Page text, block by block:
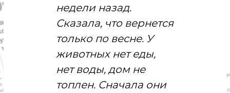
л
а
т
Н
в
недели назад.
Сказала, что вернется
только по весне. У
животных нет еды,
нет воды, дом не
топлен. Сначала они